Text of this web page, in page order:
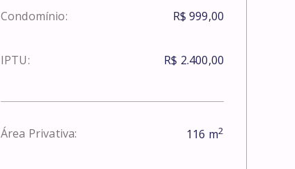
Condomínio: R$ 999,00
IPTU: R$ 2.400,00
Área Privativa: 116 m2